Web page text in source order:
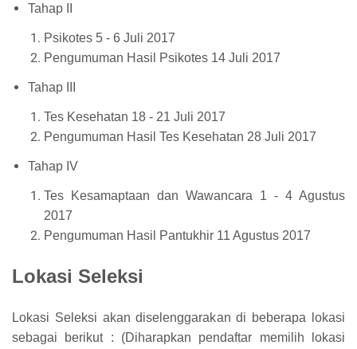
Tahap II
Psikotes 5 - 6 Juli 2017
Pengumuman Hasil Psikotes 14 Juli 2017
Tahap III
Tes Kesehatan 18 - 21 Juli 2017
Pengumuman Hasil Tes Kesehatan 28 Juli 2017
Tahap IV
Tes Kesamaptaan dan Wawancara 1 - 4 Agustus
2017
Pengumuman Hasil Pantukhir 11 Agustus 2017
Lokasi Seleksi
Lokasi Seleksi akan diselenggarakan di beberapa lokasi
sebagai berikut : (Diharapkan pendaftar memilih lokasi